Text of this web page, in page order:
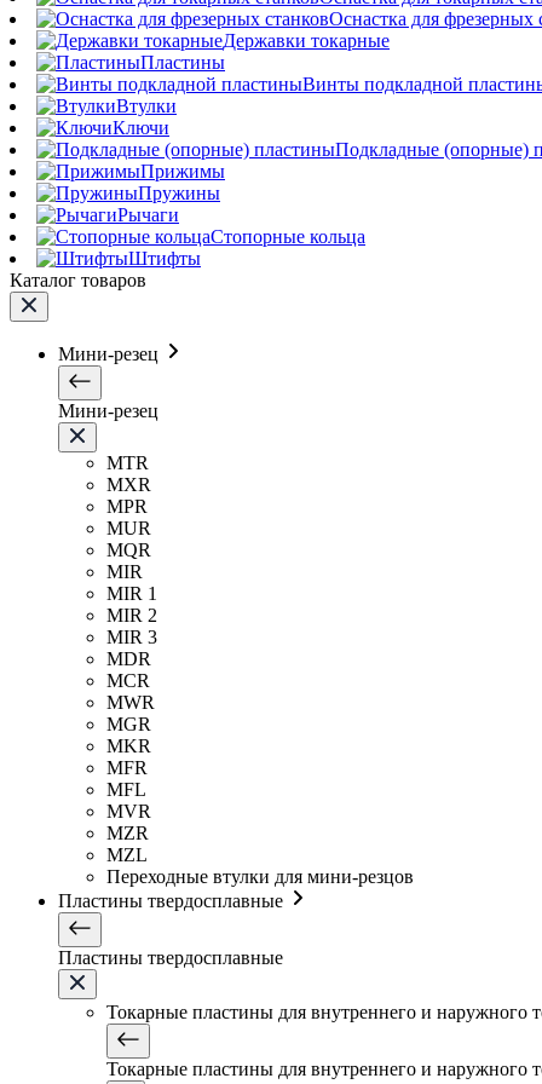
Оснастка для фрезерных
Державки токарные
Пластины
Винты подкладной
Втулки
Ключи
Подкладные (опорные)
Прижимы
Пружины
Рычаги
Стопорные кольца
Штифты
Каталог товаров
Мини-резец
Мини-резец
MTR
MXR
MPR
MUR
MQR
MIR
MIR 1
MIR 2
MIR 3
MDR
MCR
MWR
MGR
MKR
MFR
MFL
MVR
MZR
MZL
Переходные втулки для мини-резцов
Пластины твердосплавные
Пластины твердосплавные
Токарные пластины для внутреннего и наружного
Токарные пластины для внутреннего и наружного